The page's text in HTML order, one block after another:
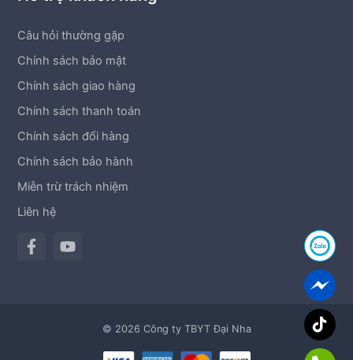
Câu hỏi thường gặp
Chính sách bảo mật
Chính sách giao hàng
Chính sách thanh toán
Chính sách đổi hàng
Chính sách bảo hành
Miễn trừ trách nhiệm
Liên hệ
© 2026 Công ty TBYT Đại Nha